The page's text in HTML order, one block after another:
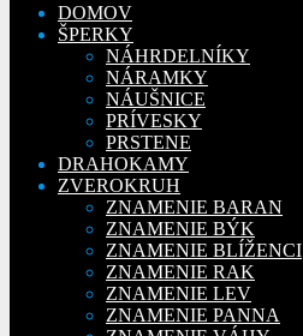
DOMOV
ŠPERKY
NÁHRDELNÍKY
NÁRAMKY
NÁUŠNICE
PRÍVESKY
PRSTENE
DRAHOKAMY
ZVEROKRUH
ZNAMENIE BARAN
ZNAMENIE BÝK
ZNAMENIE BLÍŽENCI
ZNAMENIE RAK
ZNAMENIE LEV
ZNAMENIE PANNA